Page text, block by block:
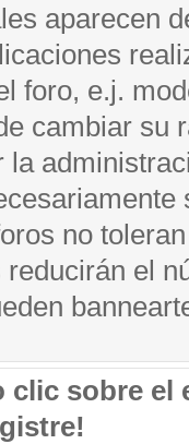
aparecen
foro, e.j.
cambiar su
la
no
el
clic sobre el